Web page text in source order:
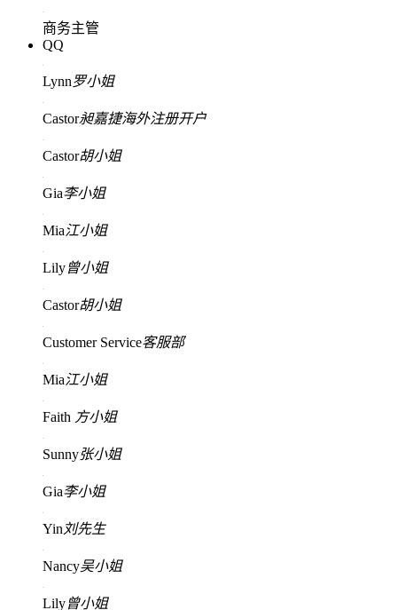
商务主管
QQ
Lynn罗小姐
Castor昶嘉捷海外注册开户
Castor胡小姐
Gia李小姐
Mia江小姐
Lily曾小姐
Castor胡小姐
Customer Service客服部
Mia江小姐
Faith 方小姐
Sunny张小姐
Gia李小姐
Yin 刘先生
Nancy吴小姐
Lily曾小姐